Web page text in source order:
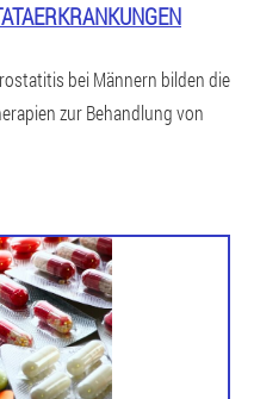
bei Männern bilden die
zur Behandlung von